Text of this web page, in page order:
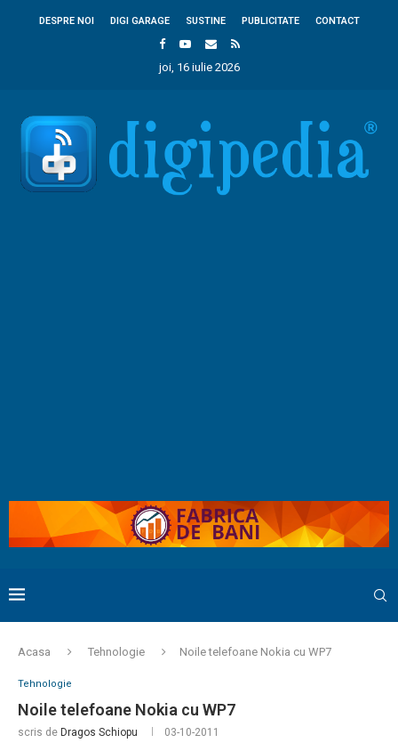
DESPRE NOI DIGI GARAGE SUSTINE PUBLICITATE CONTACT
joi, 16 iulie 2026
Acasa Tehnologie Noile telefoane Nokia cu WP7
Tehnologie
Noile telefoane Nokia cu WP7
scris de Dragos Schiopu 03-10-2011